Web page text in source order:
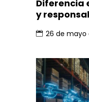
Diferencia
y
26 de mayo